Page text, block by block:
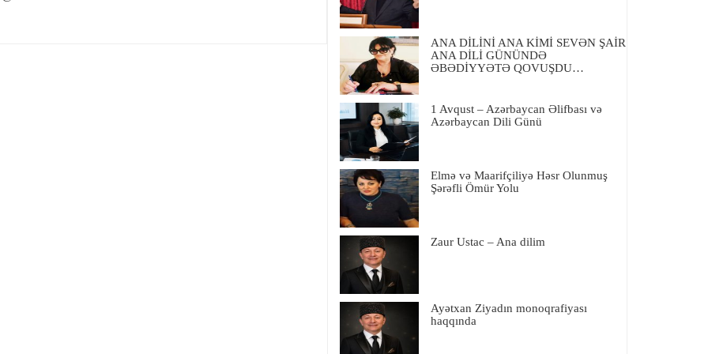
ANA DİLİNİ ANA KİMİ SEVƏN ŞAİR
ANA DİLİ GÜNÜNDƏ
ƏBƏDİYYƏTƏ QOVUŞDU…
1 Avqust – Azərbaycan Əlifbası və
Azərbaycan Dili Günü
Elmə və Maarifçiliyə Həsr Olunmuş
Şərəfli Ömür Yolu
Zaur Ustac – Ana dilim
Ayətxan Ziyadın monoqrafiyası
haqqında